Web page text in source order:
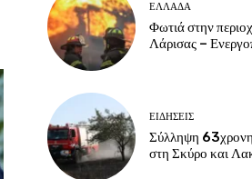
ΕΛΛΑΔΑ
Φωτιά στην
Λάρισας –
ΕΙΔΗΣΕΙΣ
Σύλληψη
στη Σκύρο και